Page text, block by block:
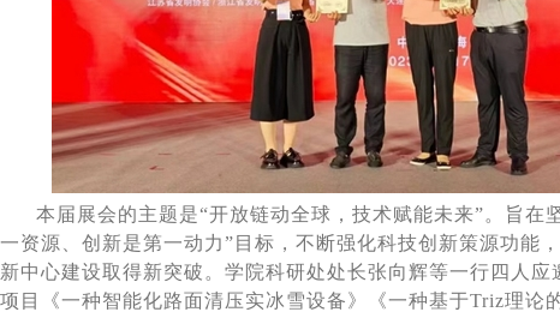
本届展会的主题是“开放链动全球，技术赋能未来”。旨在
一资源、创新是第一动力”目标，不断强化科技创新策源功能
新中心建设取得新突破。 学院科研处处长张向辉等一行四人应
项目《一种智能化路面清压实冰雪设备》《一种基于Triz理论